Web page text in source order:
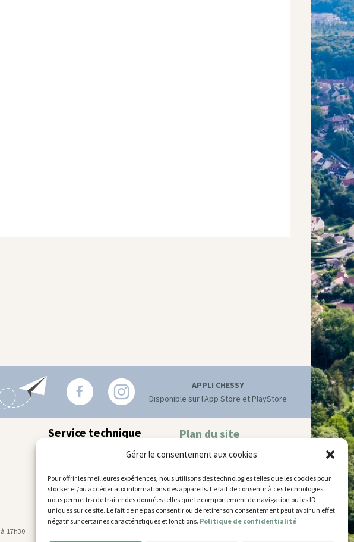
Gérer le consentement aux cookies
Pour offrir les meilleures expériences, nous utilisons des technologies telles que les cookies pour
stocker et/ou accéder aux informations des appareils. Le fait de consentir à ces technologies
nous permettra de traiter des données telles que le comportement de navigation ou les ID
uniques sur ce site. Le fait de ne pas consentir ou de retirer son consentement peut avoir un effet
négatif sur certaines caractéristiques et fonctions. Politique de confidentialité
APPLI CHESSY
Disponible sur l'App Store et PlayStore
17h30
Service technique
77700 Chessy
Horaires d’ouverture
Lundi, mardi et jeudi
De 9h à 11h45 et de 14h30 à 17h30
Plan du site
Mentions légales
Accessibilité
Gestion des cookies